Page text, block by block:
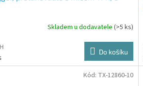
Skladem u dodavatele(>5 ks)
Do košíku
Kód: TX-12860-10